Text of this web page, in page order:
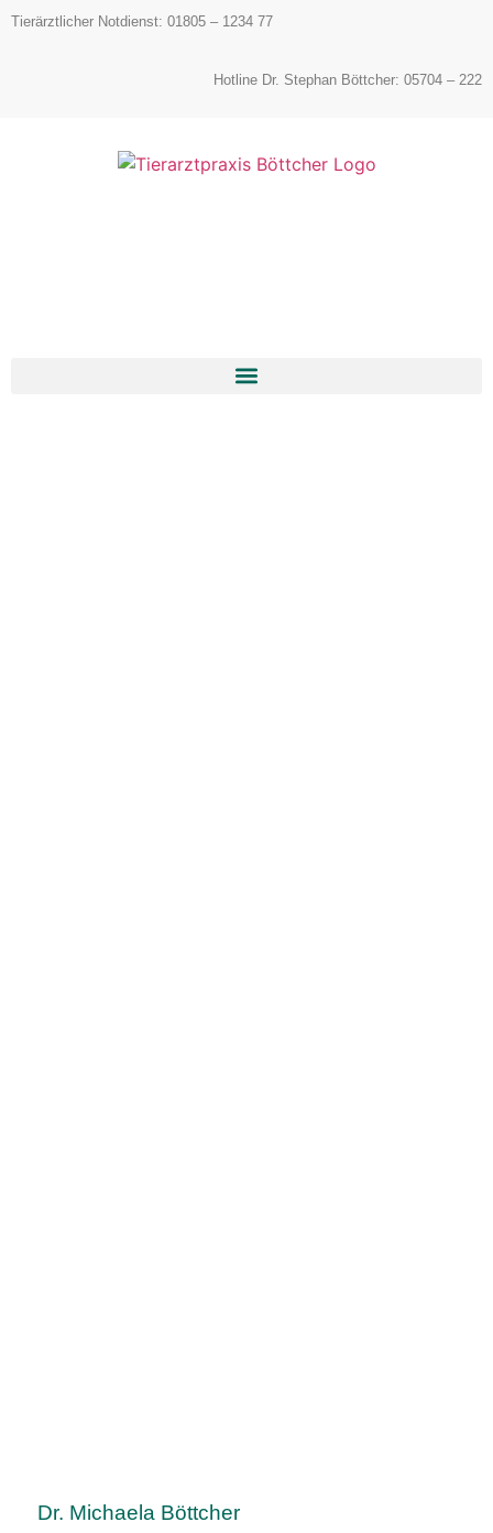
springen
Tierärztlicher Notdienst: 01805 – 1234 77
Hotline Dr. Stephan Böttcher: 05704 – 222
Dr. Michaela Böttcher